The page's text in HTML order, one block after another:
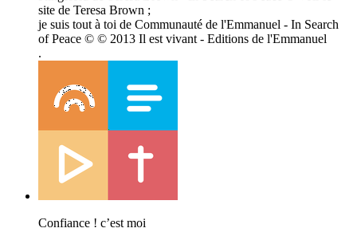
site de Teresa Brown ;
je suis tout à toi de Communauté de l'Emmanuel - In Search
of Peace © © 2013 Il est vivant - Editions de l'Emmanuel
.
Confiance ! c’est moi